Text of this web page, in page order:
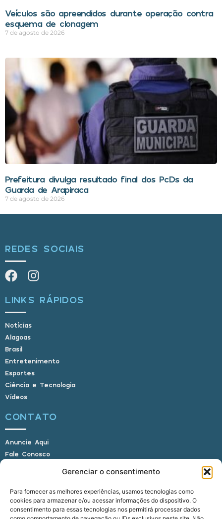
Gerenciar o consentimento
Para fornecer as melhores experiências, usamos tecnologias como
cookies para armazenar e/ou acessar informações do dispositivo. O
consentimento para essas tecnologias nos permitirá processar dados
Veículos são apreendidos durante operação contra
esquema de clonagem
7 de agosto de 2026
Prefeitura divulga resultado final dos PcDs da
Guarda de Arapiraca
7 de agosto de 2026
REDES SOCIAIS
LINKS RÁPIDOS
Notícias
Alagoas
Brasil
Entretenimento
Esportes
Ciência e Tecnologia
Vídeos
CONTATO
Anuncie Aqui
Fale Conosco
E-mail: alagoasbrasilnoticias@gmail.com